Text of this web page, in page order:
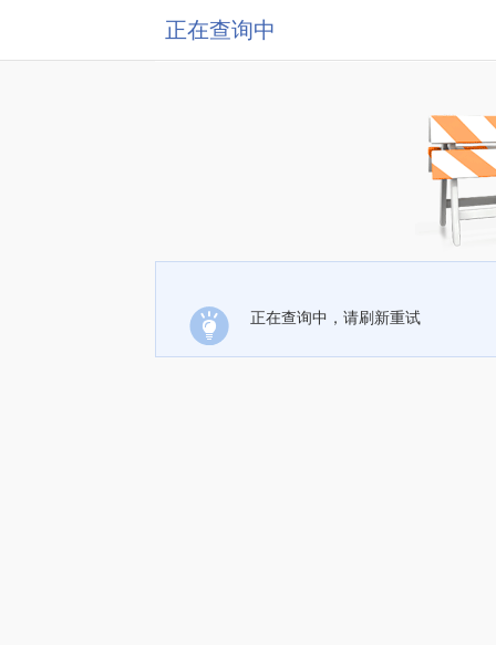
正在查询中
正在查询中，请刷新重试